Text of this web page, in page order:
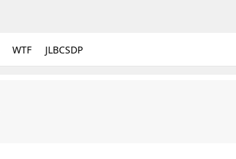
WTF JLBCSDP